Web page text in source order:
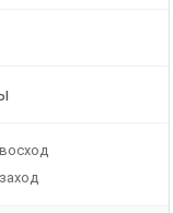
восход
заход